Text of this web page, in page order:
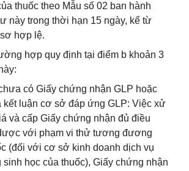
thuốc theo Mẫu số 02 ban hành
này trong thời hạn 15 ngày, kể từ
hợp lệ.
hợp quy định tại điểm b khoản 3
có Giấy chứng nhận GLP hoặc
kết luận cơ sở đáp ứng GLP: Việc xử
và cấp Giấy chứng nhận đủ điều
với phạm vi thử tương đương
(đối với cơ sở kinh doanh dịch vụ
học của thuốc), Giấy chứng nhận